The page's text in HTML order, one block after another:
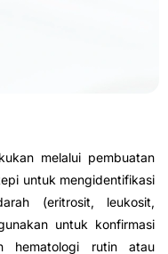
melalui pembuatan
untuk mengidentifikasi
(eritrosit, leukosit,
untuk konfirmasi
hematologi rutin atau